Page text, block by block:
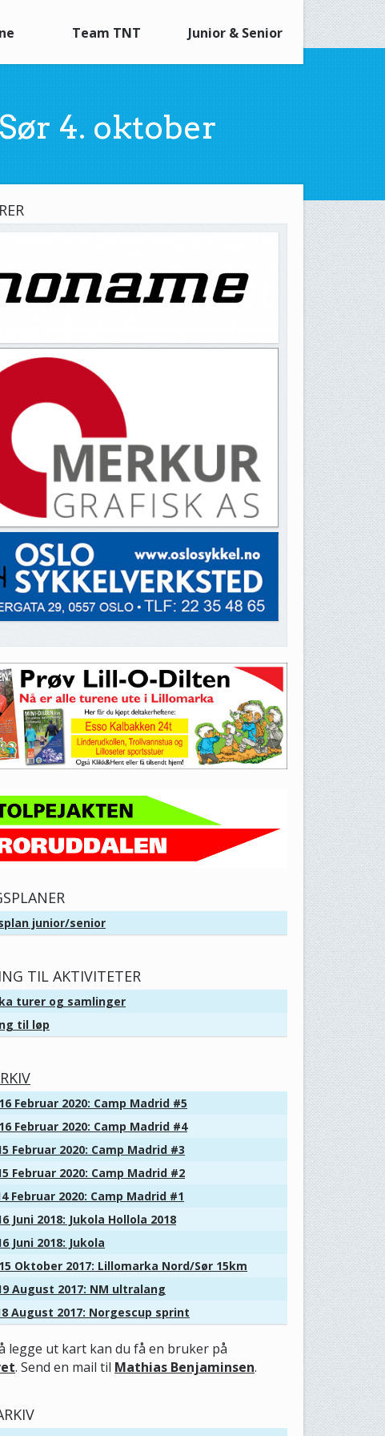
Team TNT Junior & Senior
4. oktober
junior/senior
TIL AKTIVITETER
turer og samlinger
til løp
Februar 2020: Camp Madrid #5
Februar 2020: Camp Madrid #4
Februar 2020: Camp Madrid #3
Februar 2020: Camp Madrid #2
Februar 2020: Camp Madrid #1
Juni 2018: Jukola Hollola 2018
Juni 2018: Jukola
Oktober 2017: Lillomarka Nord/Sør 15km
August 2017: NM ultralang
August 2017: Norgescup sprint
legge ut kart kan du få en bruker på
. Send en mail til Mathias Benjaminsen.